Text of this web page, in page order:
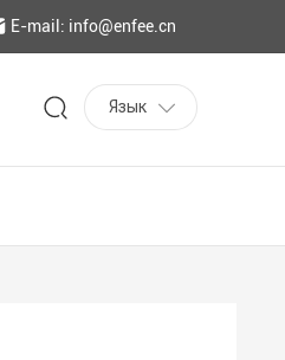
E-mail: info@enfee.cn
Язык